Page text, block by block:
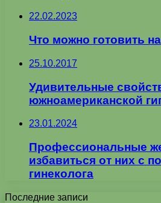
22.02.2023
Что можно готовить
25.10.2017
Удивительные
южноамериканской
23.01.2024
Профессиональные
избавиться от них с
гинеколога
Последние записи